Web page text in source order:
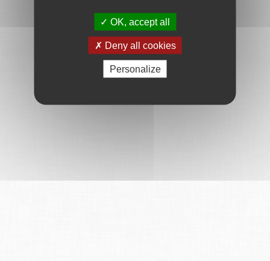
OK, accept all
Deny all cookies
Personalize